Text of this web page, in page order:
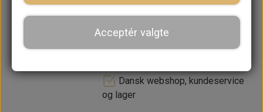
LÆG I KURV
Dansk webshop, kundeservice
og lager
Acceptér valgte